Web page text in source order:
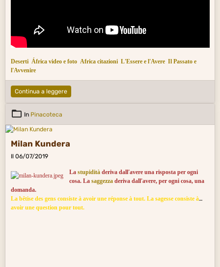
Deserti África video e foto Africa citazioni L'Essere e l'Avere Il Passato e
l'Avvenire
Continua a leggere
In Pinacoteca
Milan Kundera
Il 06/07/2019
La stupiditàderiva dall'avere una risposta per ogni
cosa. La saggezzaderiva dall'avere, per ogni cosa, una
domanda.
La bêtise des gens consiste à avoir une réponse à tout. La sagesse consiste à
avoir une question pour tout.